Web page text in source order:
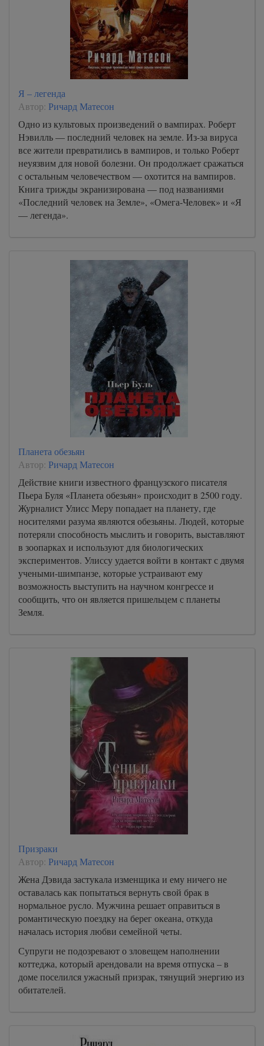
Я – легенда
Автор: Ричард Матесон
Одно из культовых произведений о вампирах. Роберт
Нэвилль — последний человек на земле. Из-за вируса
все жители превратились в вампиров, и только Роберт
неуязвим для новой болезни. Он продолжает сражаться
с остальным человечеством — охотится на вампиров.
Книга трижды экранизирована — под названиями
«Последний человек на Земле», «Омега-Человек» и «Я
— легенда».
Планета обезьян
Автор: Ричард Матесон
Действие книги известного французского писателя
Пьера Буля «Планета обезьян» происходит в 2500 году.
Журналист Улисс Меру попадает на планету, где
носителями разума являются обезьяны. Людей, которые
потеряли способность мыслить и говорить, выставляют
в зоопарках и используют для биологических
экспериментов. Улиссу удается войти в контакт с двумя
учеными-шимпанзе, которые устраивают ему
возможность выступить на научном конгрессе и
сообщить, что он является пришельцем с планеты
Земля.
Призраки
Автор: Ричард Матесон
Жена Дэвида застукала изменщика и ему ничего не
оставалась как попытаться вернуть свой брак в
нормальное русло. Мужчина решает оправиться в
романтическую поездку на берег океана, откуда
началась история любви семейной четы.
Супруги не подозревают о зловещем наполнении
коттеджа, который арендовали на время отпуска – в
доме поселился ужасный призрак, тянущий энергию из
обитателей.